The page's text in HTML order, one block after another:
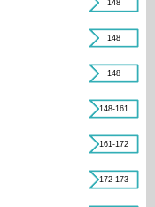
148
148
148
148-161
161-172
172-173